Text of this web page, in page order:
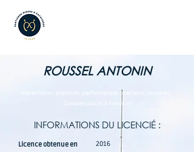
ROUSSEL ANTONIN
Présentation, parcours, performances, meilleurs souvenirs...
Quelques places à mon actif
INFORMATIONS DU LICENCIÉ :
Licence obtenue en
2016